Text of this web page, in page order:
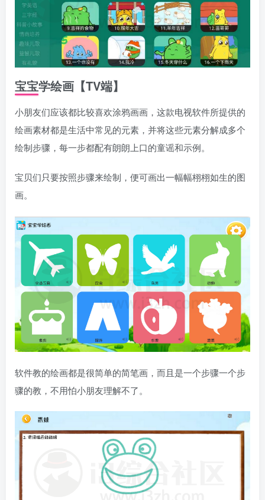
宝宝学绘画【TV端】
小朋友们应该都比较喜欢涂鸦画画，这款电视软件所提供的
绘画素材都是生活中常见的元素，并将这些元素分解成多个
绘制步骤，每一步都配有朗朗上口的童谣和示例。
宝贝们只要按照步骤来绘制，便可画出一幅幅栩栩如生的图
画。
软件教的绘画都是很简单的简笔画，而且是一个步骤一个步
骤的教，不用怕小朋友理解不了。